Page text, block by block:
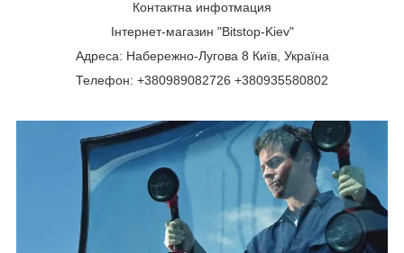
Контактна инфотмация
Інтернет-магазин "Bitstop-Kiev"
Адреса: Набережно-Лугова 8 Київ, Україна
Телефон: +380989082726 +380935580802